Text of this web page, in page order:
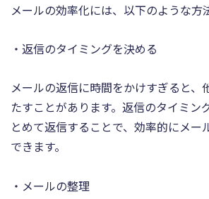
メールの効率化には、以下のような方
・返信のタイミングを決める
メールの返信に時間をかけすぎると、
たすことがあります。返信のタイミン
とめて返信することで、効率的にメー
できます。
・メールの整理